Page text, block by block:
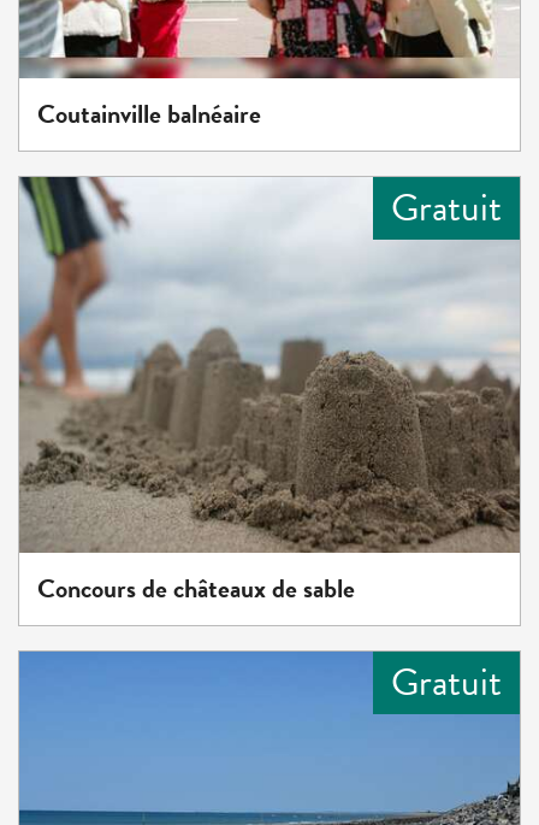
Coutainville balnéaire
Gratuit
Concours de châteaux de sable
Gratuit